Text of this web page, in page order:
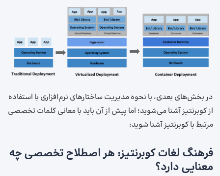
در بخش‌های بعدی، با نحوه مدیریت ساختارهای نرم‌افزاری با استفاده
از کوبرنتیز آشنا می‌شوید؛ اما پیش از آن باید با معانی کلمات تخصصی
مرتبط با کوبرنتیز آشنا شوید:
فرهنگ لغات کوبرنتیز: هر اصطلاح تخصصی چه
معنایی دارد؟